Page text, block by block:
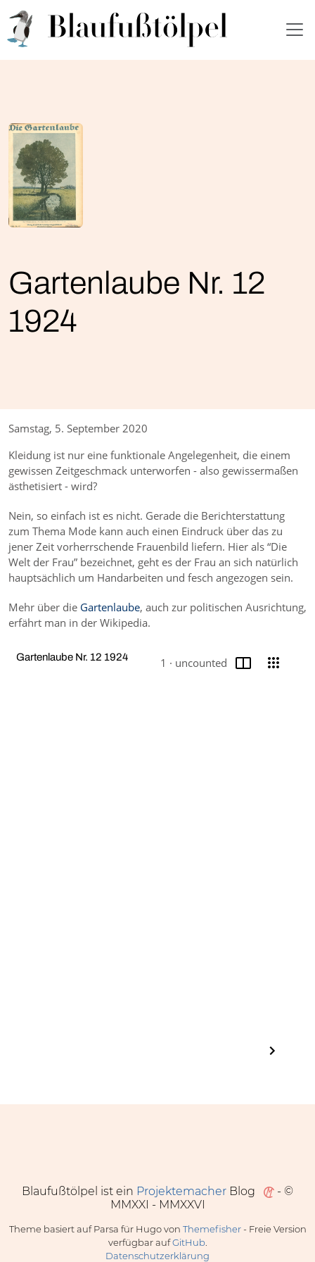
Gartenlaube Nr. 12
1924
Samstag, 5. September 2020
Kleidung ist nur eine funktionale Angelegenheit, die einem
gewissen Zeitgeschmack unterworfen - also gewissermaßen
äs­the­ti­sie­rt - wird?
Nein, so einfach ist es nicht. Gerade die Berichterstattung
zum Thema Mode kann auch einen Eindruck über das zu
jener Zeit vorherrschende Frauenbild liefern. Hier als “Die
Welt der Frau” bezeichnet, geht es der Frau an sich natürlich
hauptsächlich um Handarbeiten und fesch angezogen sein.
Mehr über die Gartenlaube, auch zur politischen Ausrichtung,
erfährt man in der Wikipedia.
Gartenlaube Nr. 12 1924 Seite
Aktuelle Seite
1 · uncounted
/ Seitenauswahl
Blaufußtölpel ist ein ProjektemacherBlog
- ©
MMXXI - MMXXVI
Theme basiert auf Parsa für Hugo von Themefisher- Freie Version
verfügbar aufGitHub.
Datenschutzerklärung